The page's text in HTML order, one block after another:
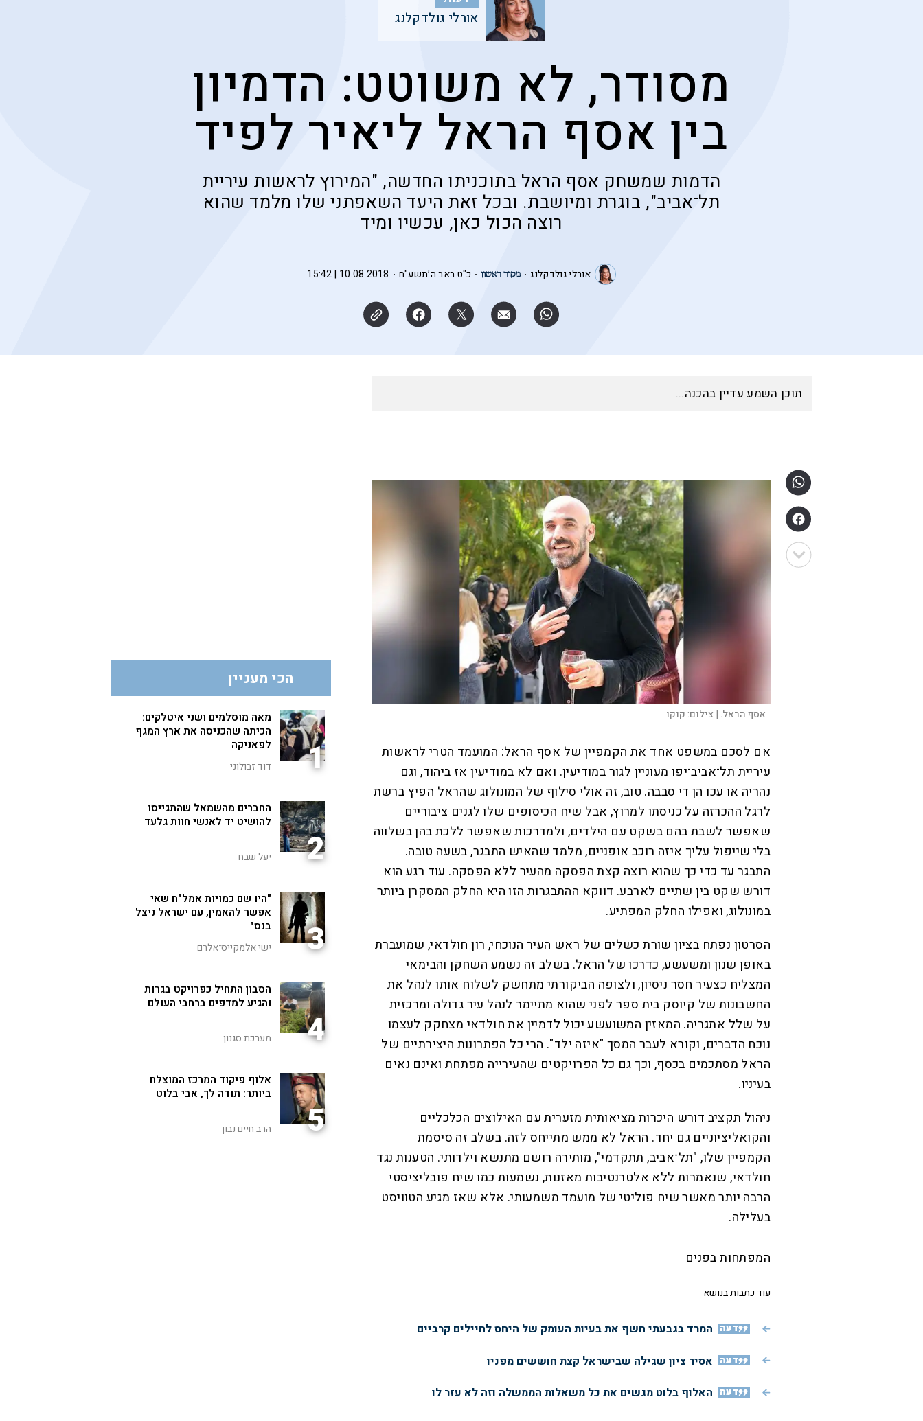
אורלי גולדקלנג
מסודר, לא משוטט: הדמיון
בין אסף הראל ליאיר לפיד
הדמות שמשחק אסף הראל בתוכניתו החדשה, "המירוץ לראשות עיריית
תל־אביב", בוגרת ומיושבת. ובכל זאת היעד השאפתני שלו מלמד שהוא
רוצה הכול כאן, עכשיו ומיד
אורלי גולדקלנג כ"ט באב ה׳תשע"ח 10.08.2018 | 15:42
תוכן השמע עדיין בהכנה...
אסף הראל. | צילום:קוקו
אם לסכם במשפט אחד את הקמפיין של אסף הראל: המועמד הטרי לראשות
עיריית תל־אביב־יפו מעוניין לגור במודיעין. ואם לא במודיעין אז ביהוד, וגם
נהריה או עכו הן די סבבה. טוב, זה אולי סילוף של המונולוג שהראל הפיץ ברשת
לרגל ההכרזה על כניסתו למרוץ, אבל שיח הכיסופים שלו לגנים ציבוריים
שאפשר לשבת בהם בשקט עם הילדים, ולמדרכות שאפשר ללכת בהן בשלווה
בלי שייפול עליך איזה רוכב אופניים, מלמד שהאיש התבגר, בשעה טובה.
התבגר עד כדי כך שהוא רוצה קצת הפסקה מהעיר ללא הפסקה. עוד רגע הוא
דורש שקט בין שתיים לארבע. דווקא ההתבגרות הזו היא החלק המסקרן ביותר
במונולוג, ואפילו החלק המפתיע.
הסרטון נפתח בציון שורת כשלים של ראש העיר הנוכחי, רון חולדאי, שמועברת
באופן שנון ומשעשע, כדרכו של הראל. בשלב זה נשמע השחקן והבימאי
המצליח כצעיר חסר ניסיון, ולצופה הביקורתי מתחשק לשלוח אותו לנהל את
החשבונות של קיוסק בית ספר לפני שהוא מתיימר לנהל עיר גדולה ומרכזית
על שלל אתגריה. המאזין המשועשע יכול לדמיין את חולדאי מצחקק לעצמו
נוכח הדברים, וקורא לעבר המסך "איזה ילד". הרי כל הפתרונות היצירתיים של
הראל מסתכמים בכסף, וכך גם כל הפרויקטים שהעירייה מפתחת ואינם נאים
בעיניו.
ניהול תקציב דורש היכרות מציאותית מזערית עם האילוצים הכלכליים
והקואליציוניים גם יחד. הראל לא ממש מתייחס לזה. בשלב זה סיסמת
הקמפיין שלו, "תל־אביב, תתקדמי", מותירה רושם מתנשא וילדותי. הטענות נגד
חולדאי, שנאמרות ללא אלטרנטיבות מאזנות, נשמעות כמו שיח פובליציסטי
הרבה יותר מאשר שיח פוליטי של מועמד משמעותי. אלא שאז מגיע הטוויסט
בעלילה.
המפתחות בפנים
עוד כתבות בנושא
דעה המרד בגבעתי חשף את בעיות העומק של היחס לחיילים קרביים
דעה אסיר ציון שגילה שבישראל קצת חוששים מפניו
דעה האלוף בלוט מגשים את כל משאלות הממשלה וזה לא עזר לו
הכי מעניין
1
מאה מוסלמים ושני איטלקים:
הכיתה שהכניסה את ארץ המגף
לפאניקה
דוד זבולוני
2
החברים מהשמאל שהתגייסו
להושיט יד לאנשי חוות גלעד
יעל שבח
3
"היו שם כמויות אמל"ח שאי
אפשר להאמין, עם ישראל ניצל
בנס"
ישי אלמקייס־אלרם
4
הסבון התחיל כפרויקט בגרות
והגיע למדפים ברחבי העולם
מערכת סגנון
5
אלוף פיקוד המרכז המוצלח
ביותר: תודה לך, אבי בלוט
הרב חיים נבון